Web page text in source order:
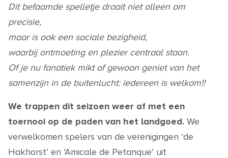
Dit befaamde spelletje draait niet alleen om
precisie,
maar is ook een sociale bezigheid,
waarbij ontmoeting en plezier centraal staan.
Of je nu fanatiek mikt of gewoon geniet van het
samenzijn in de buitenlucht: iedereen is welkom!!
We trappen dit seizoen weer af met een
toernooi op de paden van het landgoed. We
verwelkomen spelers van de verenigingen ‘de
Hakhorst’ en ‘Amicale de Petanque’ uit